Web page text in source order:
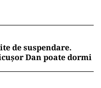
de suspendare.
Dan poate dormi